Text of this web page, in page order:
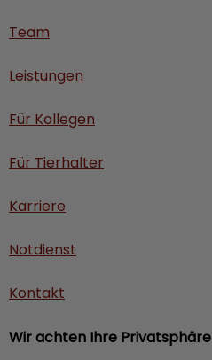
Team
Leistungen
Für Kollegen
Für Tierhalter
Karriere
Notdienst
Kontakt
Wir achten Ihre Privatsphäre